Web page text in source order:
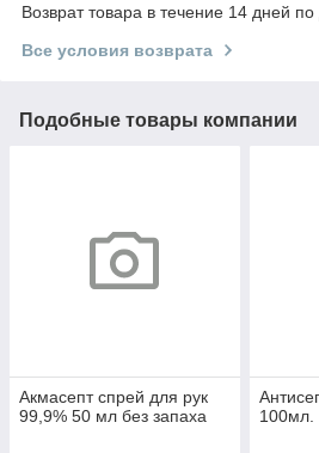
Возврат товара в течение 14 дней по
Все условия возврата
Подобные товары компании
Акмасепт спрей для рук
99,9% 50 мл без запаха
100мл.